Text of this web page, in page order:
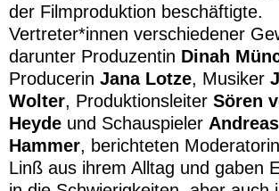
der Filmproduktion beschäftigte.
Vertreter*innen verschiedener
darunter Produzentin Dinah
Producerin Jana Lotze, Musiker
Wolter, Produktionsleiter Sören
Heyde und Schauspieler Andreas
Hammer, berichteten
Linß aus ihrem Alltag und gaben